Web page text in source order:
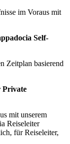
im Voraus mit
Self-
Zeitplan basierend
Private
mit unserem
Reiseleiter
für Reiseleiter,